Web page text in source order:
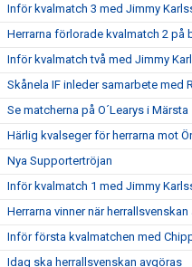
Inför kvalmatch 3 med Jimmy
Herrarna förlorade kvalmatch 2 på
Inför kvalmatch två med Jimmy
Skånela IF inleder samarbete med
Se matcherna på O´Learys i Märsta
Härlig kvalseger för herrarna mot
Nya Supportertröjan
Inför kvalmatch 1 med Jimmy
Herrarna vinner när
Inför första kvalmatchen med
Idag ska herrallsvenskan avgöras